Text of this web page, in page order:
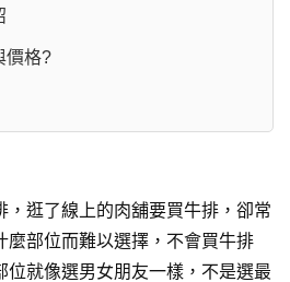
價格?
，逛了線上的肉舖要買牛排，卻常
麼部位而難以選擇，不會買牛排
位就像選男女朋友一樣，不是選最